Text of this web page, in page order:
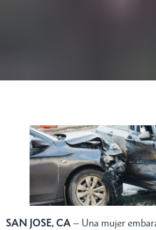
SAN JOSE, CA – Una mujer